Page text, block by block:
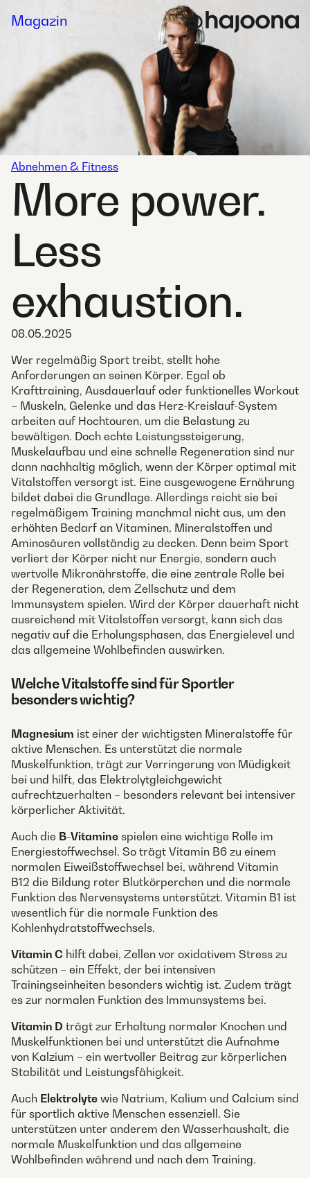
Magazin
Abnehmen & Fitness
More power.
Less
exhaustion.
08.05.2025
Wer regelmäßig Sport treibt, stellt hohe
Anforderungen an seinen Körper. Egal ob
Krafttraining, Ausdauerlauf oder funktionelles Workout
– Muskeln, Gelenke und das Herz-Kreislauf-System
arbeiten auf Hochtouren, um die Belastung zu
bewältigen. Doch echte Leistungssteigerung,
Muskelaufbau und eine schnelle Regeneration sind nur
dann nachhaltig möglich, wenn der Körper optimal mit
Vitalstoffen versorgt ist. Eine ausgewogene Ernährung
bildet dabei die Grundlage. Allerdings reicht sie bei
regelmäßigem Training manchmal nicht aus, um den
erhöhten Bedarf an Vitaminen, Mineralstoffen und
Aminosäuren vollständig zu decken. Denn beim Sport
verliert der Körper nicht nur Energie, sondern auch
wertvolle Mikronährstoffe, die eine zentrale Rolle bei
der Regeneration, dem Zellschutz und dem
Immunsystem spielen. Wird der Körper dauerhaft nicht
ausreichend mit Vitalstoffen versorgt, kann sich das
negativ auf die Erholungsphasen, das Energielevel und
das allgemeine Wohlbefinden auswirken.
Welche Vitalstoffe sind für Sportler
besonders wichtig?
Magnesium ist einer der wichtigsten Mineralstoffe für
aktive Menschen. Es unterstützt die normale
Muskelfunktion, trägt zur Verringerung von Müdigkeit
bei und hilft, das Elektrolytgleichgewicht
aufrechtzuerhalten – besonders relevant bei intensiver
körperlicher Aktivität.
Auch die B-Vitamine spielen eine wichtige Rolle im
Energiestoffwechsel. So trägt Vitamin B6 zu einem
normalen Eiweißstoffwechsel bei, während Vitamin
B12 die Bildung roter Blutkörperchen und die normale
Funktion des Nervensystems unterstützt. Vitamin B1 ist
wesentlich für die normale Funktion des
Kohlenhydratstoffwechsels.
Vitamin C hilft dabei, Zellen vor oxidativem Stress zu
schützen – ein Effekt, der bei intensiven
Trainingseinheiten besonders wichtig ist. Zudem trägt
es zur normalen Funktion des Immunsystems bei.
Vitamin D trägt zur Erhaltung normaler Knochen und
Muskelfunktionen bei und unterstützt die Aufnahme
von Kalzium – ein wertvoller Beitrag zur körperlichen
Stabilität und Leistungsfähigkeit.
Auch Elektrolyte wie Natrium, Kalium und Calcium sind
für sportlich aktive Menschen essenziell. Sie
unterstützen unter anderem den Wasserhaushalt, die
normale Muskelfunktion und das allgemeine
Wohlbefinden während und nach dem Training.